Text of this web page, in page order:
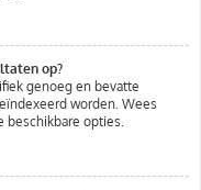
op?
genoeg en bevatte
worden. Wees
beschikbare opties.